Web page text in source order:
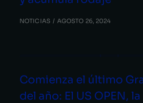
NOTICIAS AGOSTO 26, 2024
Comienza el último
del año: El US OPEN,